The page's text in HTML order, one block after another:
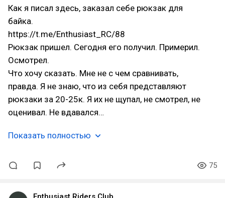
Как я писал здесь, заказал себе рюкзак для
байка.
https://t.me/Enthusiast_RC/88
Рюкзак пришел. Сегодня его получил. Примерил.
Осмотрел.
Что хочу сказать. Мне не с чем сравнивать,
правда. Я не знаю, что из себя представляют
рюкзаки за 20-25к. Я их не щупал, не смотрел, не
оценивал. Не вдавался…
Показать полностью
75